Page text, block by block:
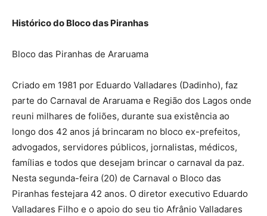
Histórico do Bloco das Piranhas
Bloco das Piranhas de Araruama
Criado em 1981 por Eduardo Valladares (Dadinho), faz
parte do Carnaval de Araruama e Região dos Lagos onde
reuni milhares de foliões, durante sua existência ao
longo dos 42 anos já brincaram no bloco ex-prefeitos,
advogados, servidores públicos, jornalistas, médicos,
famílias e todos que desejam brincar o carnaval da paz.
Nesta segunda-feira (20) de Carnaval o Bloco das
Piranhas festejara 42 anos. O diretor executivo Eduardo
Valladares Filho e o apoio do seu tio Afrânio Valladares